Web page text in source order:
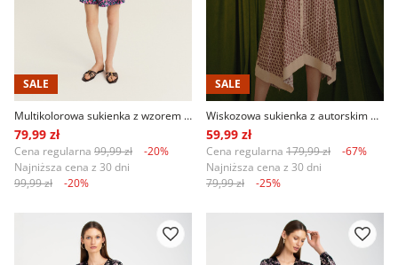
SALE
Multikolorowa sukienka z wzorem etno
79,99 zł
Cena regularna 99,99 zł
-20%
Najniższa cena z 30 dni
99,99 zł
-20%
SALE
Wiskozowa sukienka z autorskim printem
59,99 zł
Cena regularna 179,99 zł
-67%
Najniższa cena z 30 dni
79,99 zł
-25%